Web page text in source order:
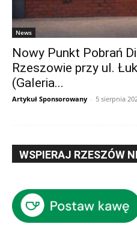
News
Nowy Punkt Pobrań
Rzeszowie przy ul.
(Galeria...
Artykuł Sponsorowany - 5 sierpnia
WSPIERAJ RZESZÓW